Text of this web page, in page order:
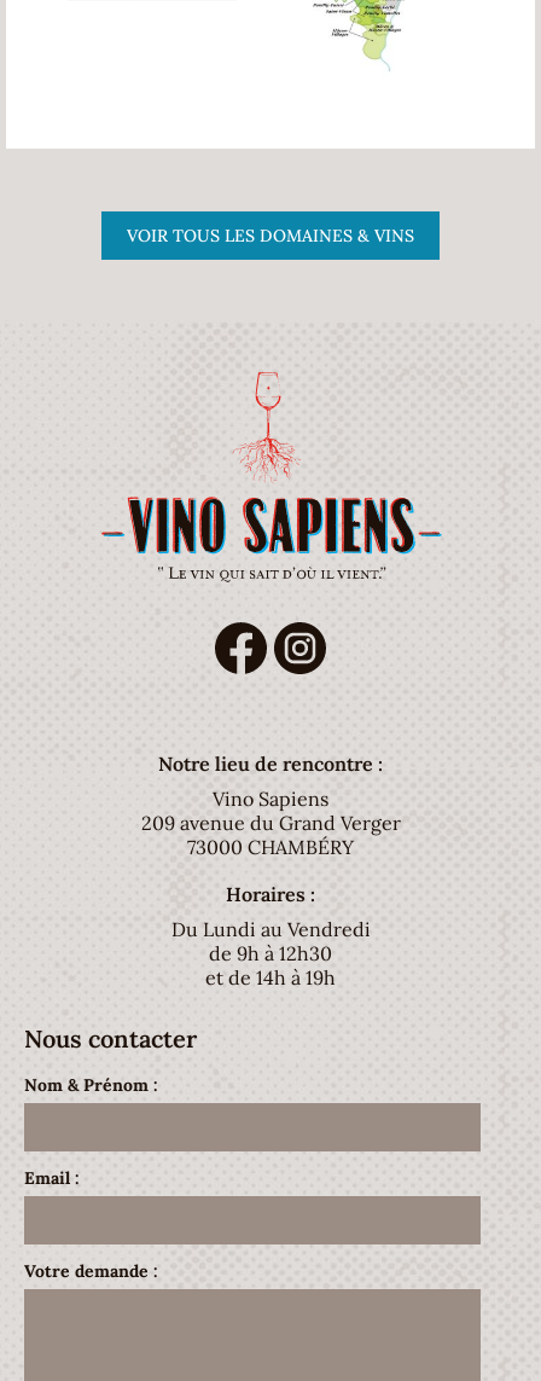
VOIR TOUS LES DOMAINES & VINS
Notre lieu de rencontre :
Vino Sapiens
209 avenue du Grand Verger
73000 CHAMBÉRY
Horaires :
Du Lundi au Vendredi
de 9h à 12h30
et de 14h à 19h
Nous contacter
Nom & Prénom :
Email :
Votre demande :